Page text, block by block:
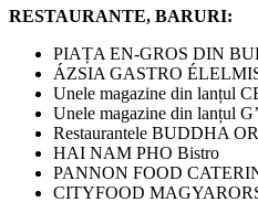
RESTAURANTE, BARURI:
PIAȚA EN-GROS DIN
ÁZSIA GASTRO
Unele magazine din lanțul
Unele magazine din lanțul
Restaurantele BUDDHA
HAI NAM PHO Bistro
PANNON FOOD
CITYFOOD